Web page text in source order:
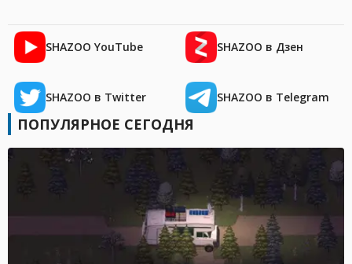
SHAZOO YouTube SHAZOO в Дзен
SHAZOO в Twitter SHAZOO в Telegram
ПОПУЛЯРНОЕ СЕГОДНЯ